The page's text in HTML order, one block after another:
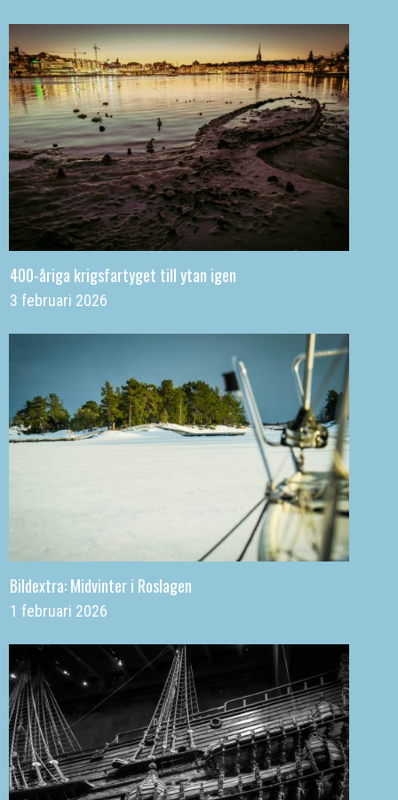
400-åriga krigsfartyget till ytan igen
3 februari 2026
Bildextra: Midvinter i Roslagen
1 februari 2026